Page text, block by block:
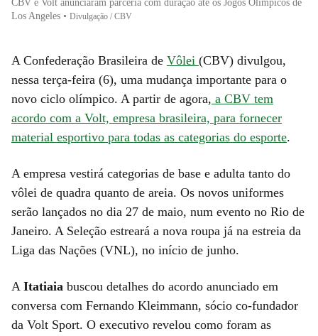
CBV e Volt anunciaram parceria com duração até os Jogos Olímpicos de
Los Angeles • Divulgação / CBV
A Confederação Brasileira de Vôlei (CBV) divulgou,
nessa terça-feira (6), uma mudança importante para o
novo ciclo olímpico. A partir de agora, a CBV tem
acordo com a Volt, empresa brasileira, para fornecer
material esportivo para todas as categorias do esporte.
A empresa vestirá categorias de base e adulta tanto do
vôlei de quadra quanto de areia. Os novos uniformes
serão lançados no dia 27 de maio, num evento no Rio de
Janeiro. A Seleção estreará a nova roupa já na estreia da
Liga das Nações (VNL), no início de junho.
A Itatiaia buscou detalhes do acordo anunciado em
conversa com Fernando Kleimmann, sócio co-fundador
da Volt Sport. O executivo revelou como foram as